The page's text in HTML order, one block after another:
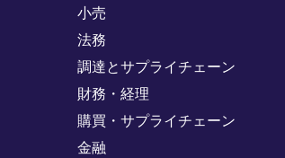
小売
法務
調達とサプライチェーン
財務・経理
購買・サプライチェーン
金融